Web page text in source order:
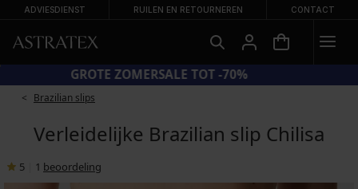
ADVIESDIENST RUILEN EN RETOURNEREN CONTACT
GROTE ZOMERSALE TOT -70%
Brazilian slips
Verleidelijke Brazilian slip Chilisa
5 1 beoordeling